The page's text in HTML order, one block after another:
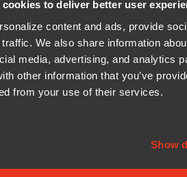
to deliver better user
content and ads, provide
We also share information
media, advertising, and analytics
other information that you’ve
from your use of their services.
Show
kontantdelen av budet samt
av nyemitterade aktier